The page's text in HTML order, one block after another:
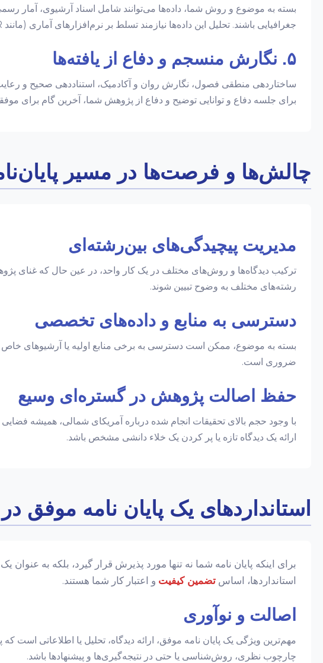
بسته به موضوع و روش شما، داده‌ها می‌توانند شامل اسناد آرشیوی، آمار
جغرافیایی باشند. تحلیل این داده‌ها نیازمند تسلط بر نرم‌افزارهای آماری (مانند SPSS, R) یا روش‌های تحلیل محتوا و گفتمان است.
۵. نگارش منسجم و دفاع از یافته‌ها
ساختاردهی منطقی فصول، نگارش روان و آکادمیک، استناددهی صحیح و
برای جلسه دفاع و توانایی توضیح و دفاع از پژوهش شما، آخرین گام برای
چالش‌ها و فرصت‌ها در مسیر
مدیریت پیچیدگی‌های بین‌رشته‌ای
ترکیب دیدگاه‌ها و روش‌های مختلف در یک کار واحد، در عین حال که غنای
رشته‌های مختلف به وضوح تبیین شوند.
دسترسی به منابع و داده‌های تخصصی
بسته به موضوع، ممکن است دسترسی به برخی منابع اولیه یا آرشیوهای خاص
ضروری است.
حفظ اصالت پژوهش در گستره‌ای وسیع
با وجود حجم بالای تحقیقات انجام شده درباره آمریکای شمالی، همیشه
ارائه یک دیدگاه تازه یا پر کردن یک خلاء دانشی مشخص باشد.
استانداردهای یک پایان نامه موفق
برای اینکه پایان نامه شما نه تنها مورد پذیرش قرار گیرد، بلکه به
استانداردها، اساس تضمین کیفیت و اعتبار کار شما هستند.
اصالت و نوآوری
مهم‌ترین ویژگی یک پایان نامه موفق، ارائه دیدگاه، تحلیل یا اطلاعاتی
چارچوب نظری، روش‌شناسی یا حتی در نتیجه‌گیری‌ها و پیشنهادها باشد.